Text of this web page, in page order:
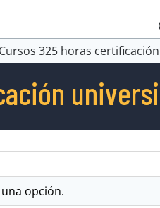
Cursos 325 horas